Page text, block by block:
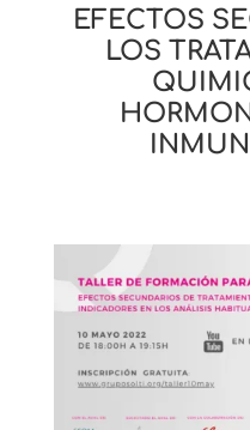
EFECTOS
LOS